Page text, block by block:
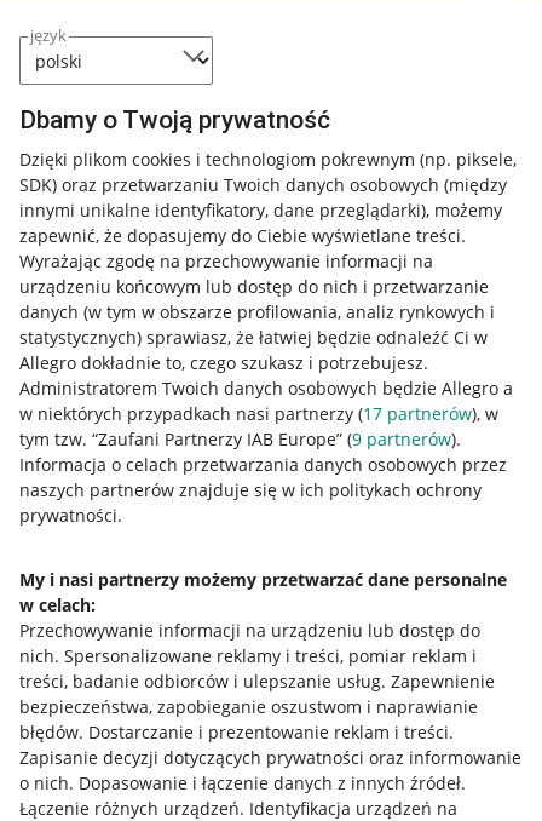
język
Dbamy o Twoją prywatność
Dzięki plikom cookies i technologiom pokrewnym (np. piksele,
SDK) oraz przetwarzaniu Twoich danych osobowych (między
innymi unikalne identyfikatory, dane przeglądarki), możemy
zapewnić, że dopasujemy do Ciebie wyświetlane treści.
Wyrażając zgodę na przechowywanie informacji na
urządzeniu końcowym lub dostęp do nich i przetwarzanie
danych (w tym w obszarze profilowania, analiz rynkowych i
statystycznych) sprawiasz, że łatwiej będzie odnaleźć Ci w
Allegro dokładnie to, czego szukasz i potrzebujesz.
Administratorem Twoich danych osobowych będzie Allegro a
w niektórych przypadkach nasi partnerzy (17 partnerów), w
tym tzw. “Zaufani Partnerzy IAB Europe” (9 partnerów).
Informacja o celach przetwarzania danych osobowych przez
naszych partnerów znajduje się w ich politykach ochrony
prywatności.
My i nasi partnerzy możemy przetwarzać dane personalne
w celach:
Przechowywanie informacji na urządzeniu lub dostęp do
nich. Spersonalizowane reklamy i treści, pomiar reklam i
treści, badanie odbiorców i ulepszanie usług. Zapewnienie
bezpieczeństwa, zapobieganie oszustwom i naprawianie
błędów. Dostarczanie i prezentowanie reklam i treści.
Zapisanie decyzji dotyczących prywatności oraz informowanie
o nich. Dopasowanie i łączenie danych z innych źródeł.
Łączenie różnych urządzeń. Identyfikacja urządzeń na
Przydatne informacje
Jak to działa
Allegro Gadane dla sprzedających
Allegro Gadane dla kupujących
Mapa miejscowości
Informacje prawne
Regulamin